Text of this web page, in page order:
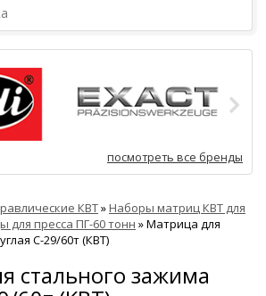
посмотреть все бренды
КВТ»Наборы матриц КВТ для
для пресса ПГ-60 тонн »Матрица для
С-29/60т (КВТ)
стального зажима